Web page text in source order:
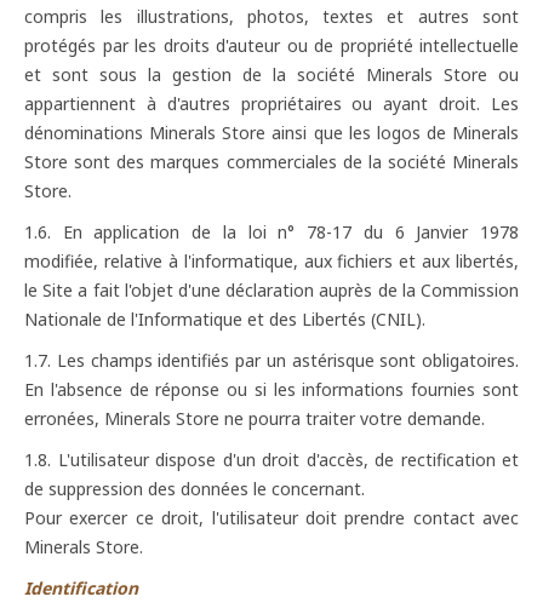
compris les illustrations, photos, textes et autres sont
protégés par les droits d'auteur ou de propriété intellectuelle
et sont sous la gestion de la société Minerals Store ou
appartiennent à d'autres propriétaires ou ayant droit. Les
dénominations Minerals Store ainsi que les logos de Minerals
Store sont des marques commerciales de la société Minerals
Store.
1.6. En application de la loi n° 78-17 du 6 Janvier 1978
modifiée, relative à l'informatique, aux fichiers et aux libertés,
le Site a fait l'objet d'une déclaration auprès de la Commission
Nationale de l'Informatique et des Libertés (CNIL).
1.7. Les champs identifiés par un astérisque sont obligatoires.
En l'absence de réponse ou si les informations fournies sont
erronées, Minerals Store ne pourra traiter votre demande.
1.8. L'utilisateur dispose d'un droit d'accès, de rectification et
de suppression des données le concernant.
Pour exercer ce droit, l'utilisateur doit prendre contact avec
Minerals Store.
Identification